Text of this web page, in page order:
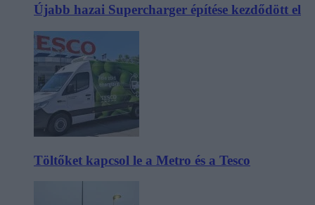
Újabb hazai Supercharger építése kezdődött el
Töltőket kapcsol le a Metro és a Tesco